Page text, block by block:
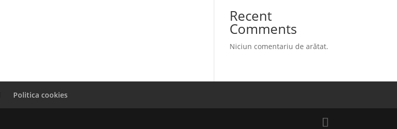
Recent
Comments
Niciun comentariu de arătat.
Politica cookies